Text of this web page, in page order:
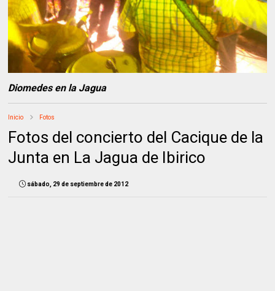
Diomedes en la Jagua
Inicio Fotos
Fotos del concierto del Cacique de la
Junta en La Jagua de Ibirico
sábado, 29 de septiembre de 2012